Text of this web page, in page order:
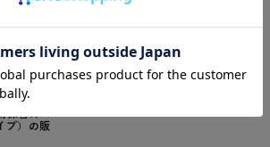
保管カバ
プ）の販
ランドサイト開設のお知らせ
SOLOWのブランドサイト開設のお知らせ そろう、整う、満たされる 憧れるけれど、なかなか実現しない理想の暮らし。 そんな想いに寄り添い、 SOLOWが理想を叶えるお手伝いをします。 一つひとつ揃えるたびに住まいが整い、 […]